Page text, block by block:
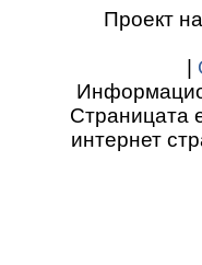
Проект на
Страницата
интернет